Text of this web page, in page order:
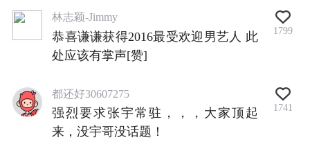
林志颖-Jimmy
恭喜谦谦获得2016最受欢迎男艺人 此
处应该有掌声[赞]
1799
都还好30607275
强烈要求张宇常驻，，，大家顶起
来，没宇哥没话题！
1741